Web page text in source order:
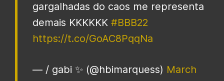
gargalhadas do caos me representa
demais KKKKKK #BBB22
https://t.co/GoAC8PqqNa
— / gabi ✨ (@hbimarquess) March